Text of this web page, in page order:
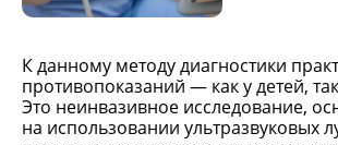
К данному методу диагностики
противопоказаний — как у детей,
Это неинвазивное исследование,
на использовании ультразвуковых